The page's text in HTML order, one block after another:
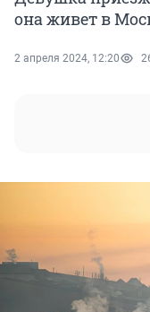
она живет в
2 апреля 2024, 12:20